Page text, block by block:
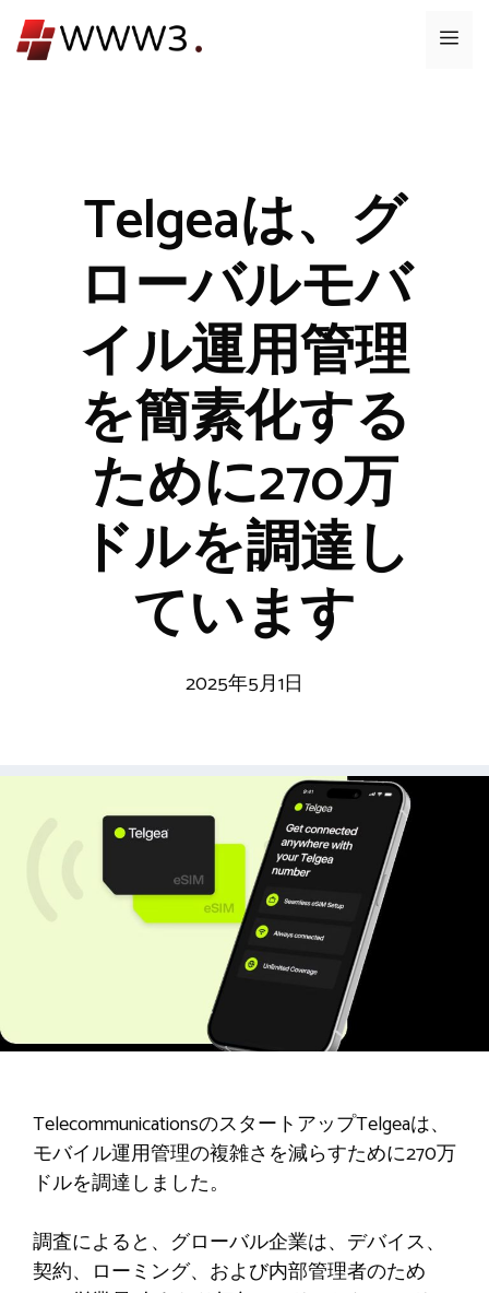
ン
メ
Telgeaは、グ
ローバルモバ
イル運用管理
を簡素化する
ために270万
ドルを調達し
ています
2025年5月1日
TelecommunicationsのスタートアップTelgeaは、
モバイル運用管理の複雑さを減らすために270万
ドルを調達しました。
調査によると、グローバル企業は、デバイス、
契約、ローミング、および内部管理者のため